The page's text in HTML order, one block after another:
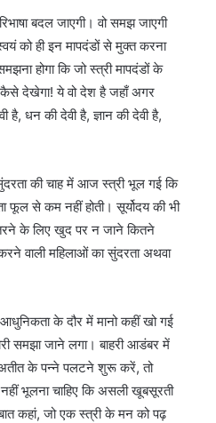
बदल जाएगी। वो समझ जाएगी
को ही इन मापदंडों से मुक्त करना
होगा कि जो स्त्री मापदंडों के
कैसे देखेगा! ये वो देश है जहाँ अगर
है, धन की देवी है, ज्ञान की देवी है,
की चाह में आज स्त्री भूल गई कि
से कम नहीं होती। सूर्योदय की भी
के लिए खुद पर न जाने कितने
वाली महिलाओं का सुंदरता अथवा
के दौर में मानो कहीं खो गई
समझा जाने लगा। बाहरी आडंबर में
अतीत के पन्ने पलटने शुरू करें, तो
भूलना चाहिए कि असली खूबसूरती
कहां, जो एक स्त्री के मन को पढ़